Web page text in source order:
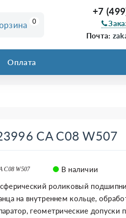
0
+7
Почта:
Оплата
CA C08 W507
C08 W507
В наличии
роликовый
на внутреннем кольце,
геометрические допуски